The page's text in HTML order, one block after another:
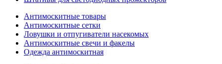
Антимоскитные товары
Антимоскитные сетки
Ловушки и отпугиватели насекомых
Антимоскитные свечи и факелы
Одежда антимоскитная